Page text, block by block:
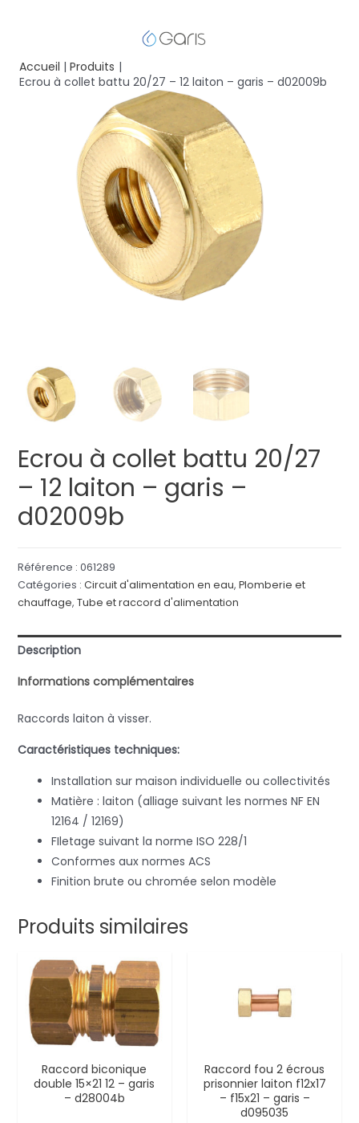
Accueil
Produits
Ecrou à collet battu 20/27 – 12 laiton – garis – d02009b
Ecrou à collet battu 20/27
– 12 laiton – garis –
d02009b
Référence : 061289
Catégories : Circuit d'alimentation en eau, Plomberie et
chauffage, Tube et raccord d'alimentation
Description
Informations complémentaires
Raccords laiton à visser.
Caractéristiques techniques:
Installation sur maison individuelle ou collectivités
Matière : laiton (alliage suivant les normes NF EN
12164 / 12169)
FIletage suivant la norme ISO 228/1
Conformes aux normes ACS
Finition brute ou chromée selon modèle
Produits similaires
Raccord biconique
double 15×21 12 – garis
– d28004b
Raccord fou 2 écrous
prisonnier laiton f12x17
– f15x21 – garis –
d095035